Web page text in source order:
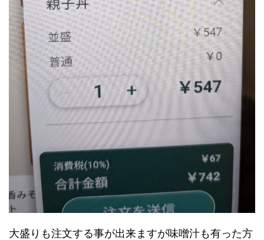
大盛りも注文する事が出来ますが味噌汁も有った方